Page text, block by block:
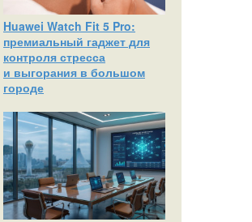
Huawei Watch Fit 5 Pro:
премиальный гаджет для
контроля стресса
и выгорания в большом
городе